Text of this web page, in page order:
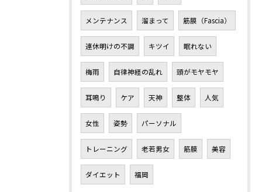
メンテナンス 溜まって 筋膜（Fascia）
連休明けの不調 キツイ 眠れない
梅雨 自律神経の乱れ 頭がモヤモヤ
耳鳴り ケア 天神 整体 人気
女性 姿勢 パーソナル
トレーニング 老若男女 筋膜 美容
ダイエット 福岡